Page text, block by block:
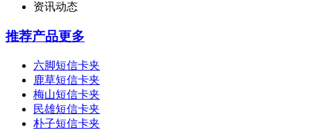
资讯动态
推荐产品更多
六脚短信卡夹
鹿草短信卡夹
梅山短信卡夹
民雄短信卡夹
朴子短信卡夹